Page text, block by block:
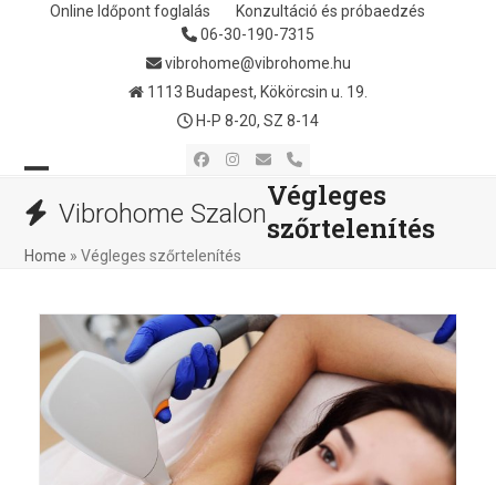
Online Időpont foglalás
Konzultáció és próbaedzés
06-30-190-7315
vibrohome@vibrohome.hu
1113 Budapest, Kökörcsin u. 19.
H-P 8-20, SZ 8-14
Facebook
Instagram
EmailPhone
Vibrohome Szalon
Open
mobile
menu
Close
mobile
menu
Végleges
szőrtelenítés
Home »Végleges szőrtelenítés